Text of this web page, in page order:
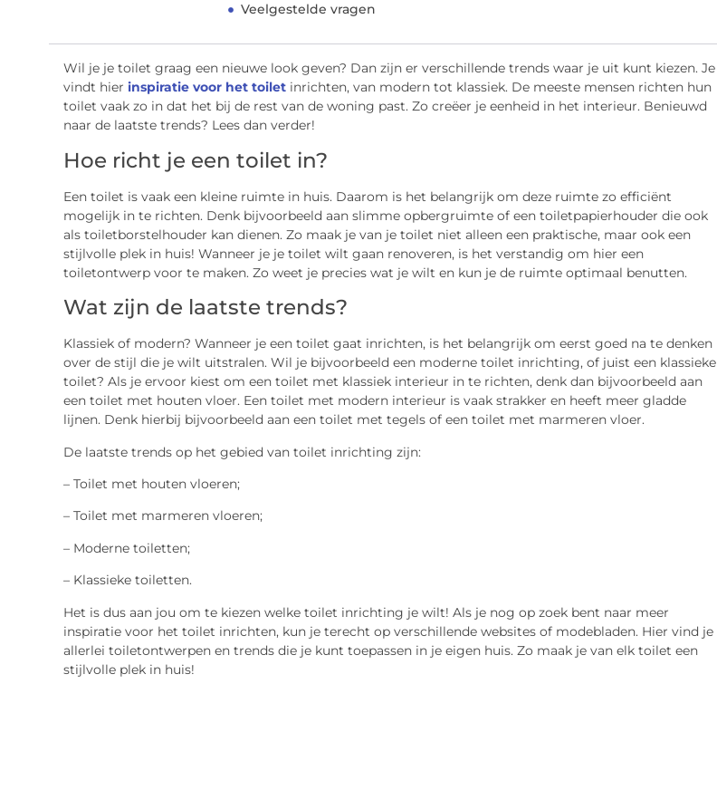
Veelgestelde vragen
Wil je je toilet graag een nieuwe look geven? Dan zijn er verschillende trends waar je uit kunt kiezen. Je
vindt hier inspiratie voor het toiletinrichten, van modern tot klassiek. De meeste mensen richten hun
toilet vaak zo in dat het bij de rest van de woning past. Zo creëer je eenheid in het interieur. Benieuwd
naar de laatste trends? Lees dan verder!
Hoe richt je een toilet in?
Een toilet is vaak een kleine ruimte in huis. Daarom is het belangrijk om deze ruimte zo efficiënt
mogelijk in te richten. Denk bijvoorbeeld aan slimme opbergruimte of een toiletpapierhouder die ook
als toiletborstelhouder kan dienen. Zo maak je van je toilet niet alleen een praktische, maar ook een
stijlvolle plek in huis! Wanneer je je toilet wilt gaan renoveren, is het verstandig om hier een
toiletontwerp voor te maken. Zo weet je precies wat je wilt en kun je de ruimte optimaal benutten.
Wat zijn de laatste trends?
Klassiek of modern? Wanneer je een toilet gaat inrichten, is het belangrijk om eerst goed na te denken
over de stijl die je wilt uitstralen. Wil je bijvoorbeeld een moderne toilet inrichting, of juist een klassieke
toilet? Als je ervoor kiest om een toilet met klassiek interieur in te richten, denk dan bijvoorbeeld aan
een toilet met houten vloer. Een toilet met modern interieur is vaak strakker en heeft meer gladde
lijnen. Denk hierbij bijvoorbeeld aan een toilet met tegels of een toilet met marmeren vloer.
De laatste trends op het gebied van toilet inrichting zijn:
– Toilet met houten vloeren;
– Toilet met marmeren vloeren;
– Moderne toiletten;
– Klassieke toiletten.
Het is dus aan jou om te kiezen welke toilet inrichting je wilt! Als je nog op zoek bent naar meer
inspiratie voor het toilet inrichten, kun je terecht op verschillende websites of modebladen. Hier vind je
allerlei toiletontwerpen en trends die je kunt toepassen in je eigen huis. Zo maak je van elk toilet een
stijlvolle plek in huis!